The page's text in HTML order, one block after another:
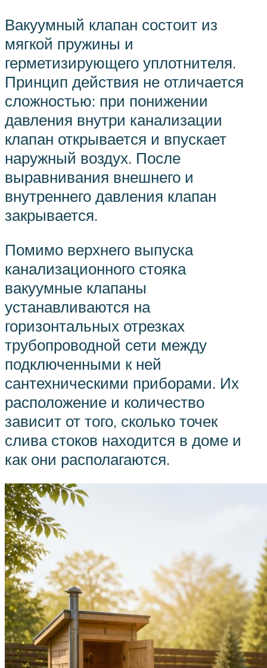
Вакуумный клапан состоит из
мягкой пружины и
герметизирующего уплотнителя.
Принцип действия не отличается
сложностью: при понижении
давления внутри канализации
клапан открывается и впускает
наружный воздух. После
выравнивания внешнего и
внутреннего давления клапан
закрывается.
Помимо верхнего выпуска
канализационного стояка
вакуумные клапаны
устанавливаются на
горизонтальных отрезках
трубопроводной сети между
подключенными к ней
сантехническими приборами. Их
расположение и количество
зависит от того, сколько точек
слива стоков находится в доме и
как они располагаются.